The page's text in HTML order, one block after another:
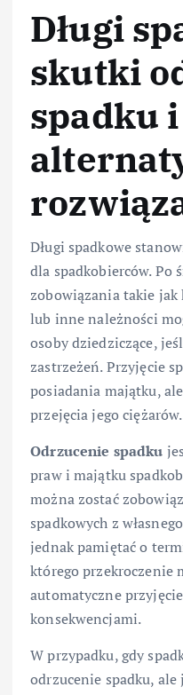
Długi
skutki
spadku i
Długi spadkowe
dla spadkobierców. Po
zobowiązania takie
lub inne należności
osoby dziedziczące,
zastrzeżeń. Przyjęcie
posiadania majątku,
przejęcia jego ciężarów.
Odrzucenie spadku
praw i majątku
można zostać
spadkowych z
jednak pamiętać o
którego przekroczenie
automatyczne
konsekwencjami.
W przypadku, gdy
odrzucenie spadku, ale